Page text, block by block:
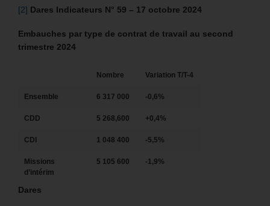
[2] Dares Indicateurs N° 59 – 17 octobre 2024
Embauches par type de contrat de travail au second
trimestre 2024
Nombre Variation T/T-4
Ensemble 6 317 000 -0,6%
CDD 5 268,600 +0,4%
CDI 1 048 400 -5,5%
Missions
d’intérim
5 105 600 -1,9%
Dares